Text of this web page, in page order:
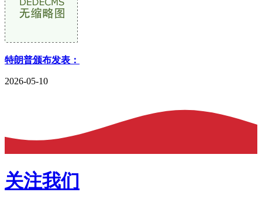
特朗普颁布发表：
2026-05-10
关注我们